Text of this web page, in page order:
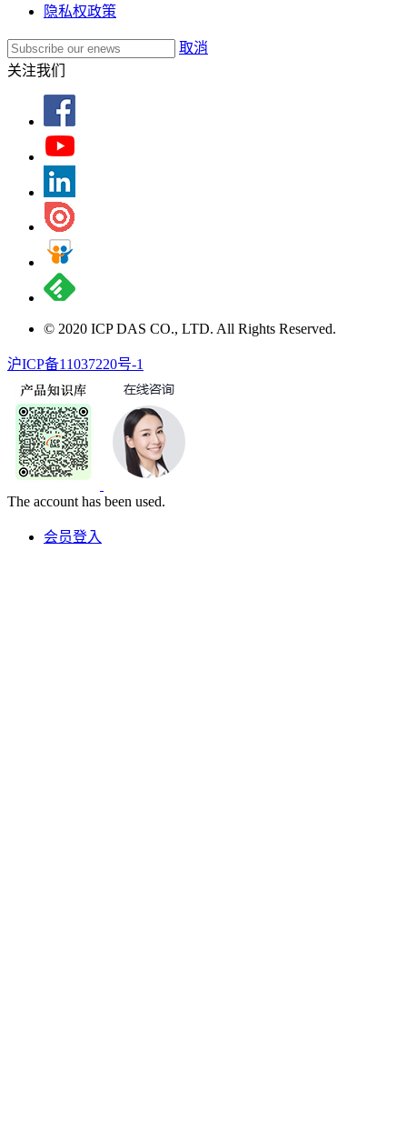
隐私权政策
取消
关注我们
© 2020 ICP DAS CO., LTD. All Rights Reserved.
沪ICP备11037220号-1
The account has been used.
会员登入